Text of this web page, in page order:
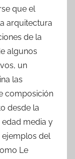
que el
arquitectura
de la
algunos
un
las
composición
desde la
media y
ejemplos del
Le